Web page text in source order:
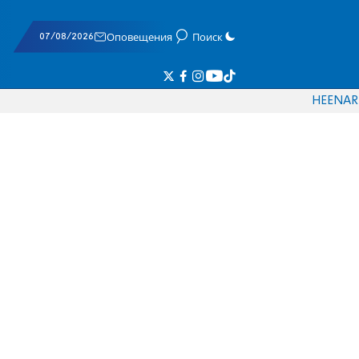
07/08/2026 Оповещения Поиск
HEENAR